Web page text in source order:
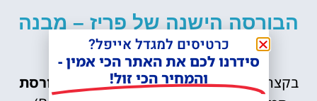
הבורסה הישנה של פריז – מבנה
שמספר סיפור
בקצה הרובע, בסמיכות אליו, נמצא מבנה
בורסת
כרטיסים למגדל אייפל?
סידרנו לכם את האתר הכי אמין -
והמחיר הכי זול!